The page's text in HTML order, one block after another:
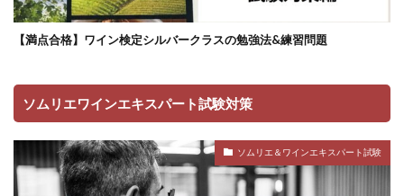
【満点合格】ワイン検定シルバークラスの勉強法&練習問題
ソムリエワインエキスパート試験対策
ソムリエ＆ワインエキスパート試験